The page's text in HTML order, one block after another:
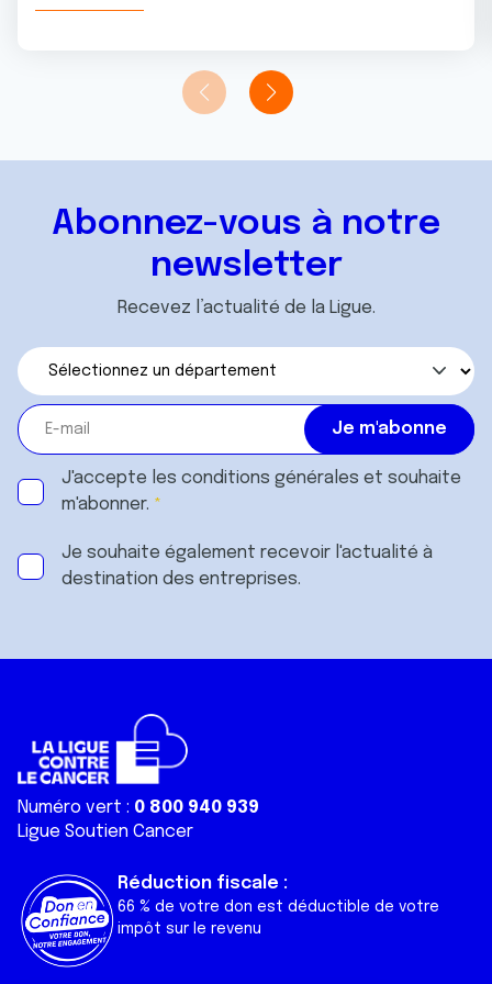
Abonnez-vous à notre
newsletter
Recevez l’actualité de la Ligue.
J'accepte les conditions générales et souhaite
m'abonner.
Je souhaite également recevoir l'actualité à
destination des entreprises.
Numéro vert : 0 800 940 939
Ligue Soutien Cancer
Réduction fiscale :
66 % de votre don est déductible de votre
impôt sur le revenu